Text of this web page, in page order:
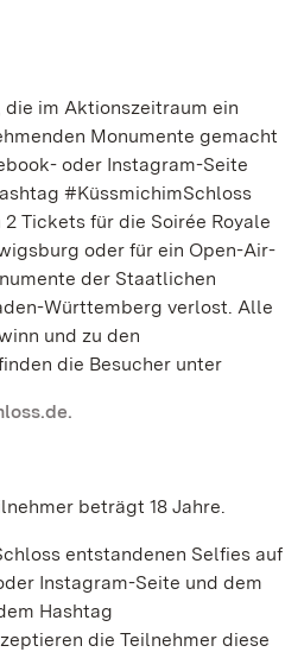
im Aktionszeitraum ein
Monumente gemacht
oder Instagram-Seite
#KüssmichimSchloss
Tickets für die Soirée Royale
oder für ein Open-Air-
der Staatlichen
Württemberg verlost. Alle
und zu den
die Besucher unter
beträgt 18 Jahre.
entstandenen Selfies auf
Instagram-Seite und dem
Hashtag
die Teilnehmer diese